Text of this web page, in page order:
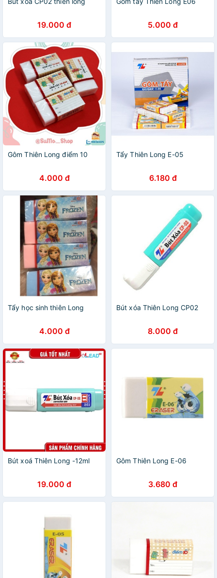
19.000 đ 5.000 đ
Gôm Thiên Long điểm 10
4.000 đ
Tẩy Thiên Long E-05
6.180 đ
Tẩy học sinh thiên Long
4.000 đ
Bút xóa Thiên Long CP02
8.000 đ
Bút xoá Thiên Long -12ml
19.000 đ
Gôm Thiên Long E-06
3.680 đ